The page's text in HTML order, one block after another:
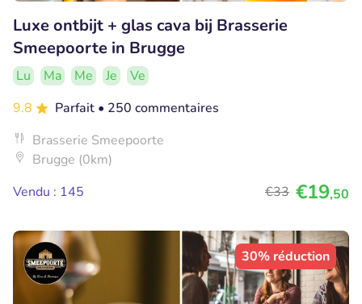
Luxe ontbijt + glas cava bij Brasserie
Smeepoorte in Brugge
Lu Ma Me Je
Ve
9.8
Parfait • 250 commentaires
Brasserie Smeepoorte
Brugge (0km)
Vendu : 145
€33 €19,50
30% réduction